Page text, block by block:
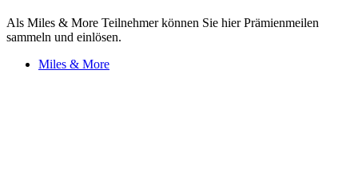
Als Miles & More Teilnehmer können Sie hier Prämienmeilen
sammeln und einlösen.
Miles & More